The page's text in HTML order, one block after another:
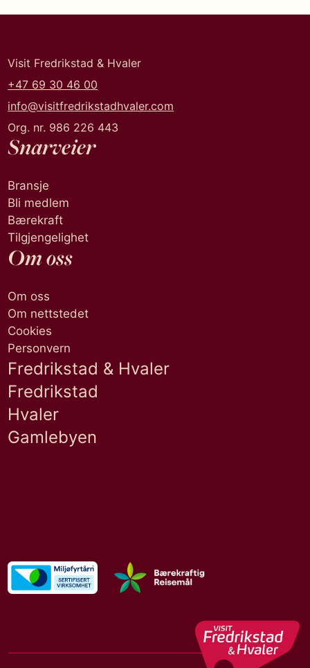
Visit Fredrikstad & Hvaler
+47 69 30 46 00
info@visitfredrikstadhvaler.com
Org. nr. 986 226 443
Snarveier
Bransje
Bli medlem
Bærekraft
Tilgjengelighet
Om oss
Om oss
Om nettstedet
Cookies
Personvern
Fredrikstad & Hvaler
Fredrikstad
Hvaler
Gamlebyen